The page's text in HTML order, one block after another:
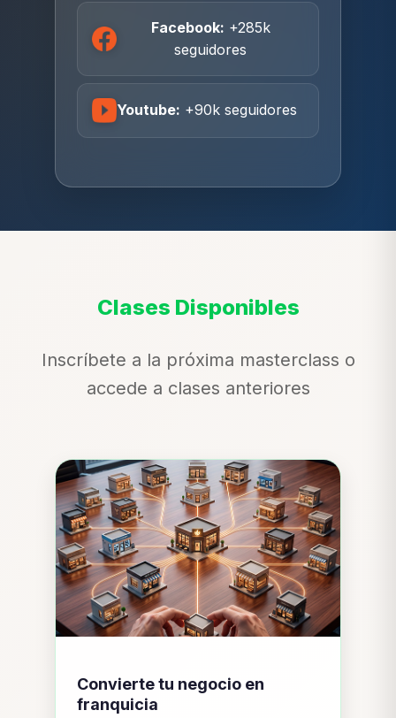
Facebook: +285k
seguidores
Youtube: +90k seguidores
Clases Disponibles
Inscríbete a la próxima masterclass o
accede a clases anteriores
Convierte tu negocio en
franquicia